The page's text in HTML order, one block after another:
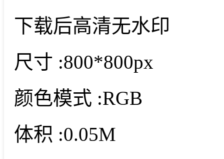
下载后高清无水印
尺寸 :800*800px
颜色模式 :RGB
体积 :0.05M